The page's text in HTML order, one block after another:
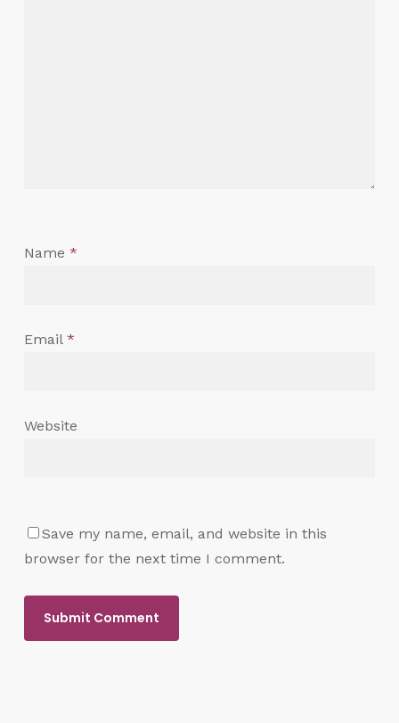
Name *
Email *
Website
Save my name, email, and website in this
browser for the next time I comment.